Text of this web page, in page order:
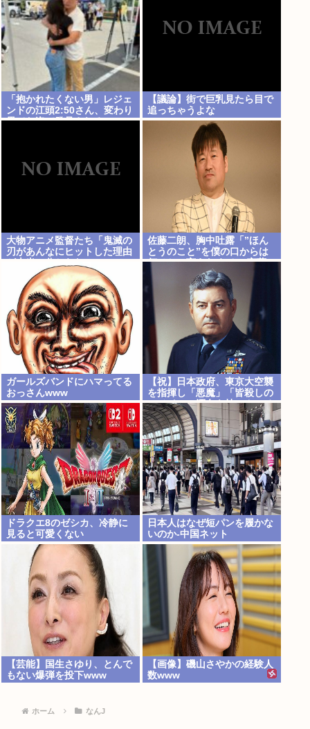
「抱かれたくない男」レジェ
ンドの江頭2:50さん、変わり
果てた姿で発見される
【議論】街で巨乳見たら目で
追っちゃうよな
大物アニメ監督たち「鬼滅の
刃があんなにヒットした理由
が本当に分からない…」
佐藤二朗、胸中吐露「”ほん
とうのこと”を僕の口からは
何ひとつ言えなくて… 言葉に
できぬ悔しさを日々感じてお
ります」
ガールズバンドにハマってる
おっさんwww
【祝】日本政府、東京大空襲
を指揮し「悪魔」「皆殺しの
ルメイ」の渾名を持つカーチ
ス・ルメイ米国空軍大将に勲
一等旭日大綬章を授与
ドラクエ8のゼシカ、冷静に
見ると可愛くない
日本人はなぜ短パンを履かな
いのか-中国ネット
【芸能】国生さゆり、とんで
もない爆弾を投下www
【画像】磯山さやかの経験人
数www
ホーム なんJ